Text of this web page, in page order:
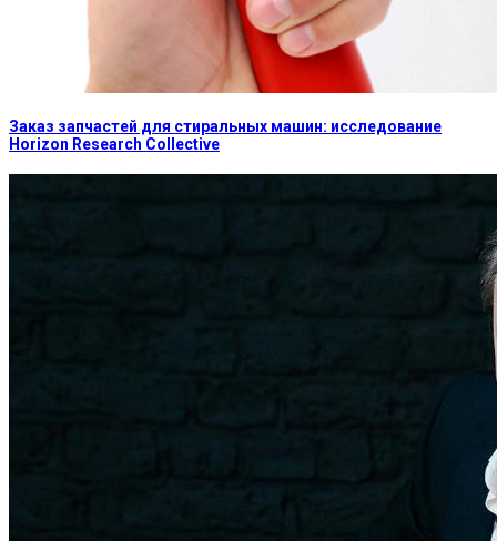
Заказ запчастей для стиральных машин: исследование
Horizon Research Collective